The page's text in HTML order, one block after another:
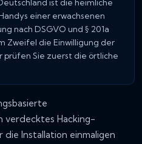
ist die heimliche
einer erwachsenen
nach DSGVO und § 201a
Zweifel die Einwilligung der
Sie zuerst die örtliche
verdecktes Hacking-
Installation einmaligen